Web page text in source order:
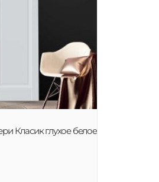
Класик глухое белое